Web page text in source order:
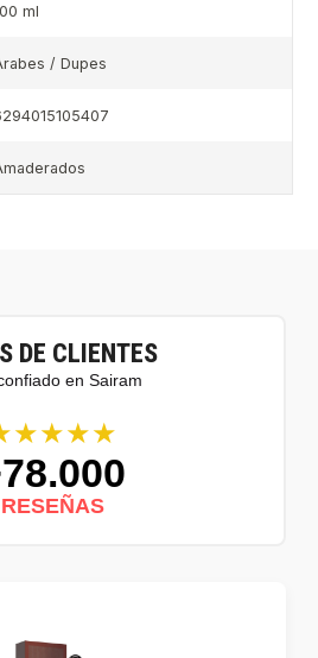
ml
/ Dupes
DE CLIENTES
en Sairam
RESEÑAS